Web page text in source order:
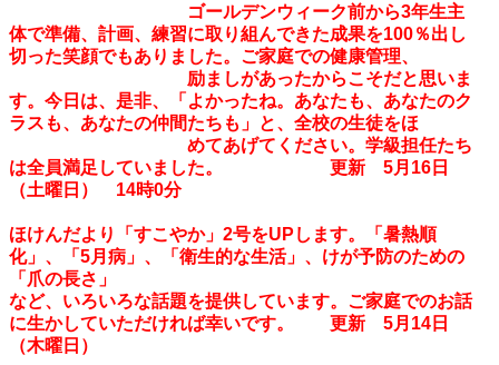
ゴールデンウィーク前から3年生主
体で準備、計画、練習に取り組んできた成果を100％出し
切った笑顔でもありました。ご家庭での健康管理、
励ましがあったからこそだと思いま
す。今日は、是非、「よかったね。あなたも、あなたのク
ラスも、あなたの仲間たちも」と、全校の生徒をほ
めてあげてください。学級担任たち
は全員満足していました。 更新 5月16日
（土曜日） 14時0分
ほけんだより「すこやか」2号をUPします。「暑熱順
化」、「5月病」、「衛生的な生活」、けが予防のための
「爪の長さ」
など、いろいろな話題を提供しています。ご家庭でのお話
に生かしていただければ幸いです。 更新 5月14日
（木曜日）